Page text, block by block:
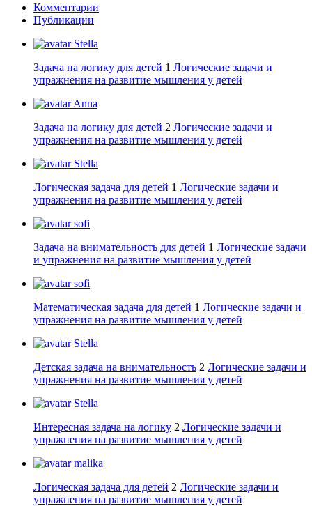
Комментарии
Публикации
Stella
Задача на логику для детей 1 Логические задачи и
упражнения на развитие мышления у детей
Anna
Задача на логику для детей 2 Логические задачи и
упражнения на развитие мышления у детей
Stella
Логическая задача для детей 1 Логические задачи и
упражнения на развитие мышления у детей
sofi
Задача на внимательность для детей 1 Логические задачи
и упражнения на развитие мышления у детей
sofi
Математическая задача для детей 1 Логические задачи и
упражнения на развитие мышления у детей
Stella
Детская задача на внимательность 2 Логические задачи и
упражнения на развитие мышления у детей
Stella
Интересная задача на логику 2 Логические задачи и
упражнения на развитие мышления у детей
malika
Логическая задача для детей 2 Логические задачи и
упражнения на развитие мышления у детей